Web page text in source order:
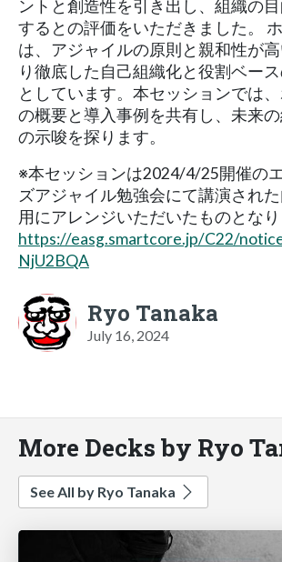
ントと創造性を引き出し、組織の
するとの評価をいただきました。
は、アジャイルの原則と親和性が
り徹底した自己組織化と役割ベー
としています。本セッションでは
の概要と導入事例を共有し、未来
の示唆を探ります。
※本セッションは2024/4/25開催の
ズアジャイル勉強会にて講演され
用にアレンジいただいたものとなり
https://easg.smartcore.jp/C22/
NjU2BQA
Ryo Tanaka
July 16, 2024
More Decks by Ryo
See All by Ryo Tanaka